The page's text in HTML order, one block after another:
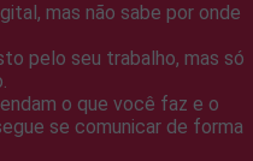
mas não sabe por onde
pelo seu trabalho, mas só
o que você faz e o
se comunicar de forma